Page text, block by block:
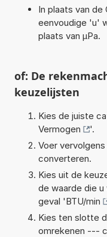
In plaats van
eenvoudige 'u'
plaats van µPa.
of: De
keuzelijsten
Kies de juiste
Vermogen
'.
Voer
converteren.
Kies uit de
de waarde die
geval 'BTU/min
Kies ten slotte
omrekenen ---